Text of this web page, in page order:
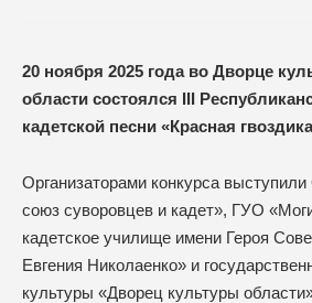
20 ноября 2025 года во Дворце
области состоялся III
кадетской песни «Красная
Организаторами конкурса
союз суворовцев и кадет», ГУО
кадетское училище имени Героя
Евгения Николаенко» и
культуры «Дворец культуры